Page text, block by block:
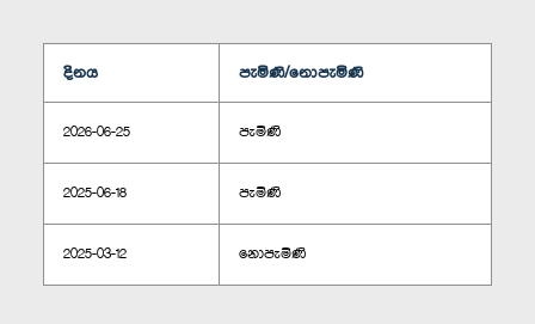
දිනය පැමිණි/නොපැමිණි
2026-06-25 පැමිණි
2025-06-18 පැමිණි
2025-03-12 නොපැමිණි